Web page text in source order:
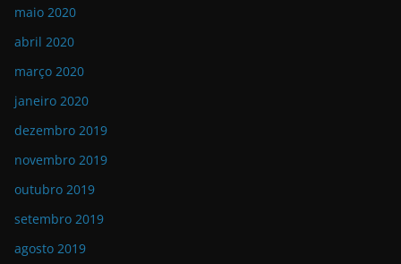
maio 2020
abril 2020
março 2020
janeiro 2020
dezembro 2019
novembro 2019
outubro 2019
setembro 2019
agosto 2019